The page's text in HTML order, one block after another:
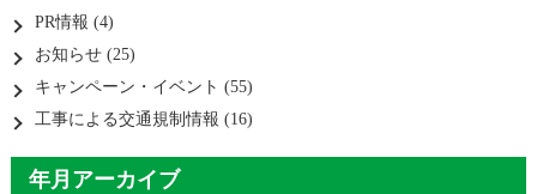
PR情報 (4)
お知らせ(25)
キャンペーン・イベント (55)
工事による交通規制情報 (16)
年月アーカイブ